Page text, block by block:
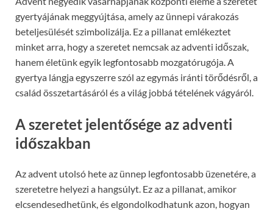
gyertyájának meggyújtása, amely az ünnepi várakozás
beteljesülését szimbolizálja. Ez a pillanat emlékeztet
minket arra, hogy a szeretet nemcsak az adventi időszak,
hanem életünk egyik legfontosabb mozgatórugója. A
gyertya lángja egyszerre szól az egymás iránti törődésről, a
család összetartásáról és a világ jobbá tételének vágyáról.
A szeretet jelentősége az adventi
időszakban
Az advent utolsó hete az ünnep legfontosabb üzenetére, a
szeretetre helyezi a hangsúlyt. Ez az a pillanat, amikor
elcsendesedhetünk, és elgondolkodhatunk azon, hogyan